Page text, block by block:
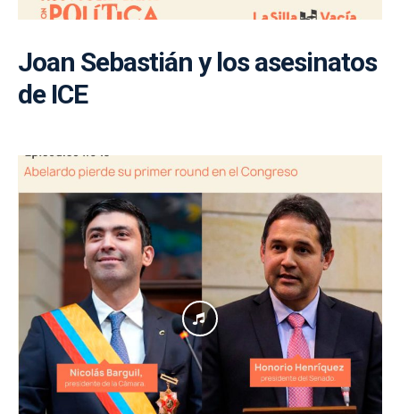
Joan Sebastián y los asesinatos
de ICE